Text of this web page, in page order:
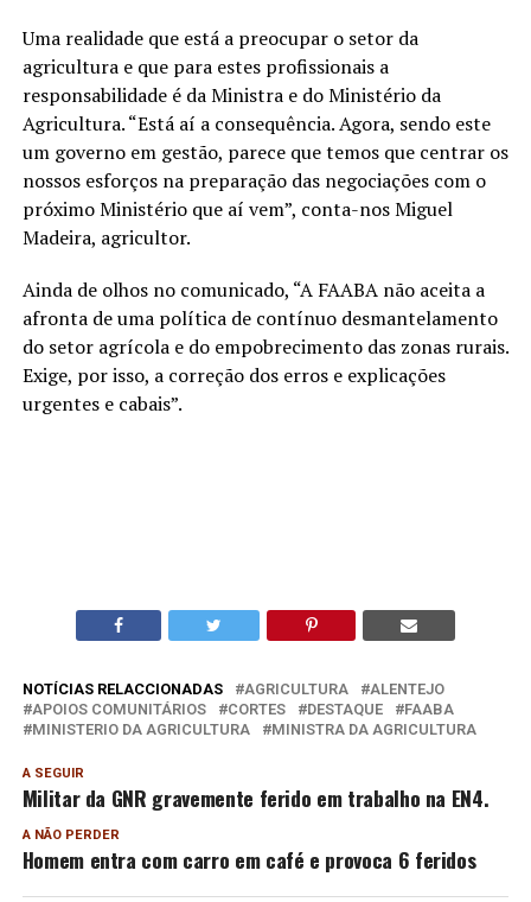
Uma realidade que está a preocupar o setor da
agricultura e que para estes profissionais a
responsabilidade é da Ministra e do Ministério da
Agricultura. “Está aí a consequência. Agora, sendo este
um governo em gestão, parece que temos que centrar os
nossos esforços na preparação das negociações com o
próximo Ministério que aí vem”, conta-nos Miguel
Madeira, agricultor.
Ainda de olhos no comunicado, “A FAABA não aceita a
afronta de uma política de contínuo desmantelamento
do setor agrícola e do empobrecimento das zonas rurais.
Exige, por isso, a correção dos erros e explicações
urgentes e cabais”.
NOTÍCIAS RELACCIONADAS AGRICULTURA
ALENTEJO
APOIOS COMUNITÁRIOS
CORTES DESTAQUE
FAABA
MINISTERIO DA AGRICULTURA
MINISTRA DA AGRICULTURA
A SEGUIR
Militar da GNR gravemente ferido em trabalho na EN4.
A NÃO PERDER
Homem entra com carro em café e provoca 6 feridos